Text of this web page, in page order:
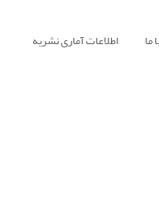
ما اطلاعات آماری نشریه